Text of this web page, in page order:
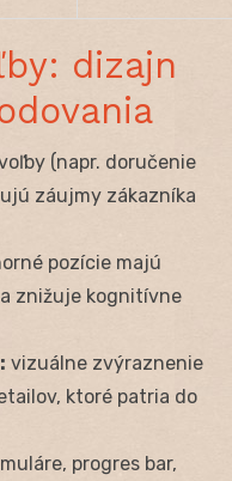
dizajn
(napr. doručenie
záujmy zákazníka
pozície majú
znižuje kognitívne
vizuálne zvýraznenie
ktoré patria do
progres bar,